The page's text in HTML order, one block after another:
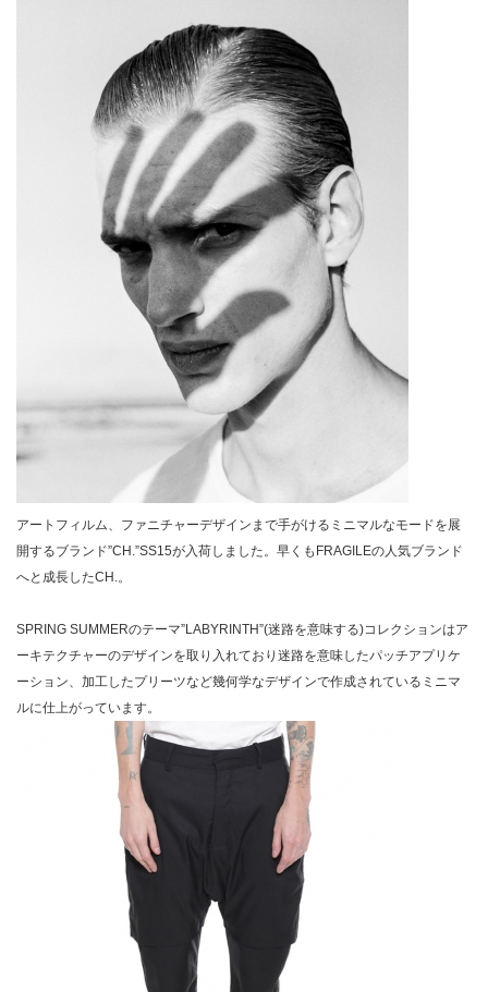
アートフィルム、ファニチャーデザインまで手がけるミニマルなモードを展
開するブランド”CH.”SS15が入荷しました。早くもFRAGILEの人気ブランド
へと成長したCH.。
SPRING SUMMERのテーマ”LABYRINTH”(迷路を意味する)コレクションはア
ーキテクチャーのデザインを取り入れており迷路を意味したパッチアプリケ
ーション、加工したプリーツなど幾何学なデザインで作成されているミニマ
ルに仕上がっています。